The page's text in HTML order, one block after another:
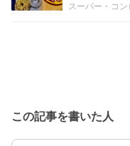
スーパー・コ
この記事を書いた人